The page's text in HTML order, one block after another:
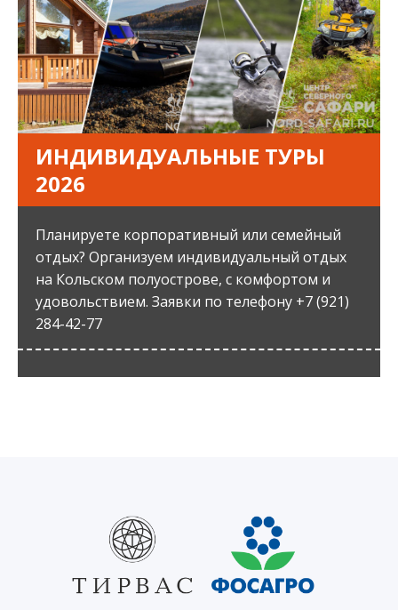
ИНДИВИДУАЛЬНЫЕ ТУРЫ
2026
Планируете корпоративный или семейный
отдых? Организуем индивидуальный отдых
на Кольском полуострове, с комфортом и
удовольствием. Заявки по телефону +7 (921)
284-42-77